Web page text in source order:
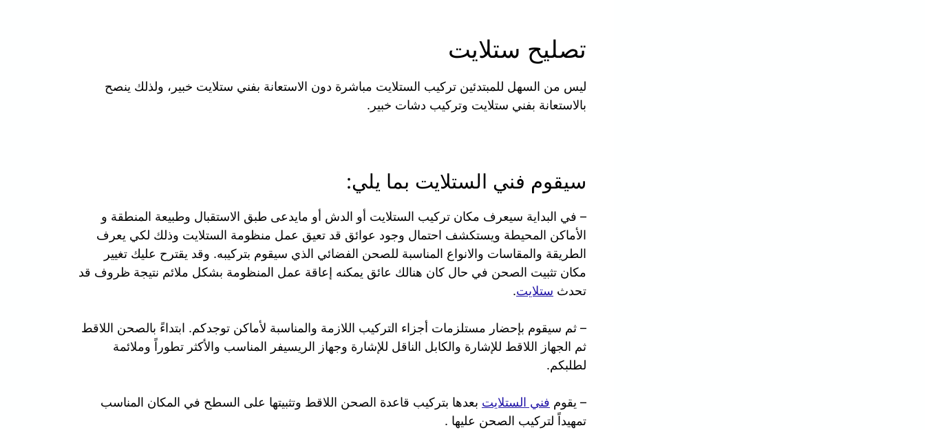
تصليح ستلايت
ليس من السهل للمبتدئين تركيب الستلايت مباشرة دون الاستعانة بفني ستلايت خبير، ولذلك ينصح
بالاستعانة بفني ستلايت وتركيب دشات خبير.
سيقوم فني الستلايت بما يلي:
– في البداية سيعرف مكان تركيب الستلايت أو الدش أو مايدعى طبق الاستقبال وطبيعة المنطقة و
الأماكن المحيطة ويستكشف احتمال وجود عوائق قد تعيق عمل منظومة الستلايت وذلك لكي يعرف
الطريقة والمقاسات والانواع المناسبة للصحن الفضائي الذي سيقوم بتركيبه. وقد يقترح عليك تغيير
مكان تثبيت الصحن في حال كان هنالك عائق يمكنه إعاقة عمل المنظومة بشكل ملائم نتيجة ظروف قد
تحدث ستلايت.
– ثم سيقوم بإحضار مستلزمات أجزاء التركيب اللازمة والمناسبة لأماكن توجدكم. ابتداءً بالصحن اللاقط
ثم الجهاز اللاقط للإشارة والكابل الناقل للإشارة وجهاز الريسيفر المناسب والأكثر تطوراً وملائمة
لطلبكم.
– يقوم فني الستلايت بعدها بتركيب قاعدة الصحن اللاقط وتثبيتها على السطح في المكان المناسب
تمهيداً لتركيب الصحن عليها .